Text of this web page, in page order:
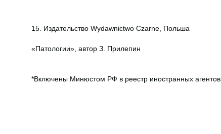
15. Издательство Wydawnictwo Czarne, Польша
«Патологии», автор З. Прилепин
*Включены Минюстом РФ в реестр иностранных агентов